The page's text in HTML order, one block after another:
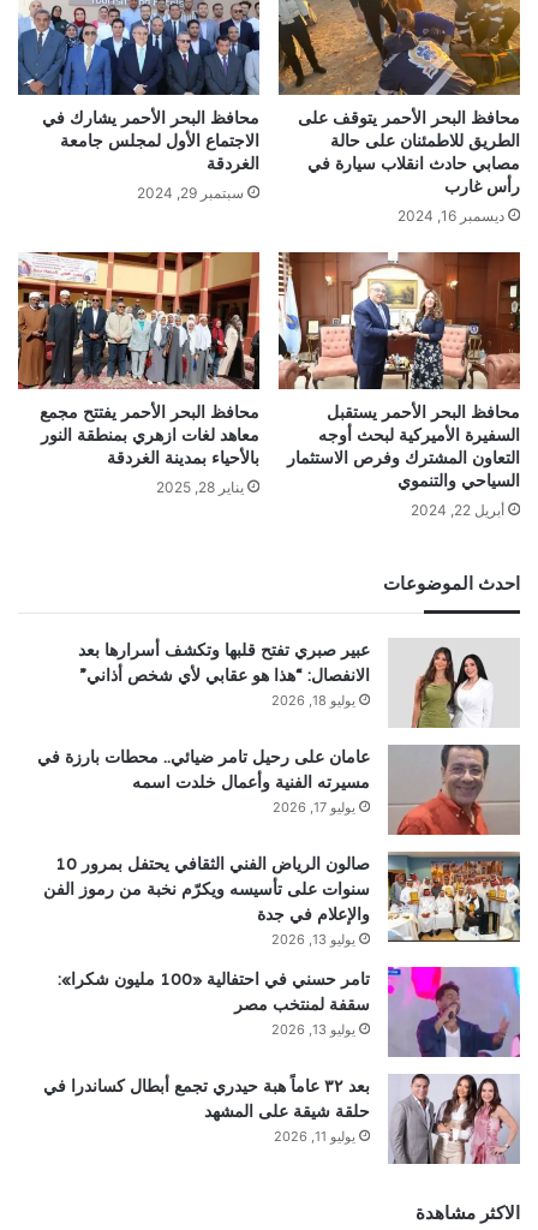
محافظ البحر الأحمر يتوقف على
الطريق للاطمئنان على حالة
مصابي حادث انقلاب سيارة في
رأس غارب
ديسمبر 16, 2024
محافظ البحر الأحمر يشارك في
الاجتماع الأول لمجلس جامعة
الغردقة
سبتمبر 29, 2024
محافظ البحر الأحمر يستقبل
السفيرة الأميركية لبحث أوجه
التعاون المشترك وفرص الاستثمار
السياحي والتنموي
أبريل 22, 2024
محافظ البحر الأحمر يفتتح مجمع
معاهد لغات ازهري بمنطقة النور
بالأحياء بمدينة الغردقة
يناير 28, 2025
احدث الموضوعات
عبير صبري تفتح قلبها وتكشف أسرارها بعد
الانفصال: “هذا هو عقابي لأي شخص أذاني”
يوليو 18, 2026
عامان على رحيل تامر ضيائي.. محطات بارزة في
مسيرته الفنية وأعمال خلدت اسمه
يوليو 17, 2026
صالون الرياض الفني الثقافي يحتفل بمرور 10
سنوات على تأسيسه ويكرّم نخبة من رموز الفن
والإعلام في جدة
يوليو 13, 2026
تامر حسني في احتفالية «100 مليون شكرا»:
سقفة لمنتخب مصر
يوليو 13, 2026
بعد ٣٢ عاماً هبة حيدري تجمع أبطال كساندرا في
حلقة شيقة على المشهد
يوليو 11, 2026
الاكثر مشاهدة